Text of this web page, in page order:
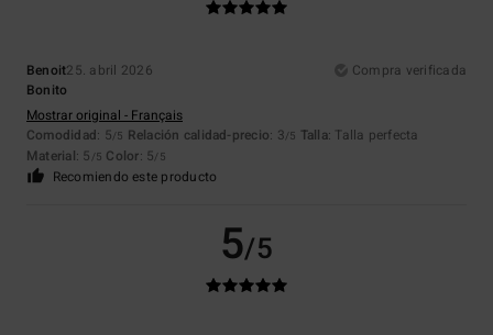
Benoit25. abril 2026
Compra verificada
Bonito
Mostrar original - Français
Comodidad: 5/5 Relación calidad-precio: 3/5 Talla: Talla perfecta
Material: 5 /5 Color: 5/5
Recomiendo este producto
5/5